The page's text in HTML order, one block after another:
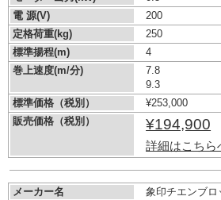
電 源(V)
200
定格荷重(kg)
250
標準揚程(m)
4
巻上速度(m/分)
7.8
9.3
標準価格（税別）
¥253,000
販売価格（税別）
¥194,900
詳細はこちら
メーカー名
象印チエンブロ